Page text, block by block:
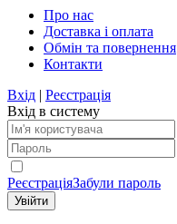
Про нас
Доставка і оплата
Обмін та повернення
Контакти
Вхід | Реєстрація
Вхід в систему
РеєстраціяЗабули пароль